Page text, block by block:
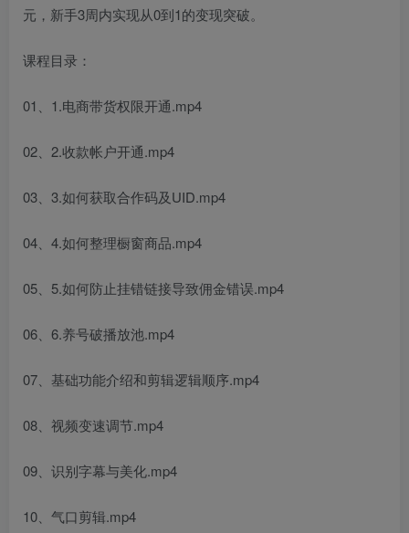
元，新手3周内实现从0到1的变现突破。
课程目录：
01、1.电商带货权限开通.mp4
02、2.收款帐户开通.mp4
03、3.如何获取合作码及UID.mp4
04、4.如何整理橱窗商品.mp4
05、5.如何防止挂错链接导致佣金错误.mp4
06、6.养号破播放池.mp4
07、基础功能介绍和剪辑逻辑顺序.mp4
08、视频变速调节.mp4
09、识别字幕与美化.mp4
10、气口剪辑.mp4